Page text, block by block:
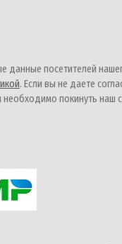
данные посетителей
. Если вы не даете
покинуть наш